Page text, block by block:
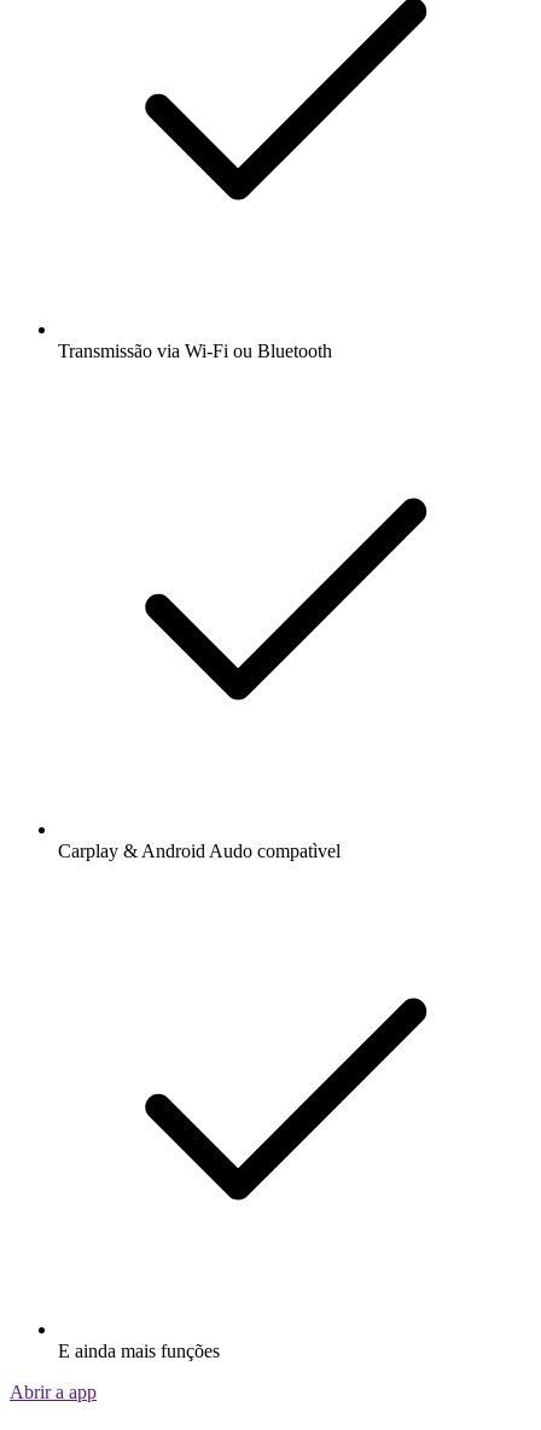
Transmissão via Wi-Fi ou Bluetooth
Carplay & Android Audo compatìvel
E ainda mais funções
Abrir a app